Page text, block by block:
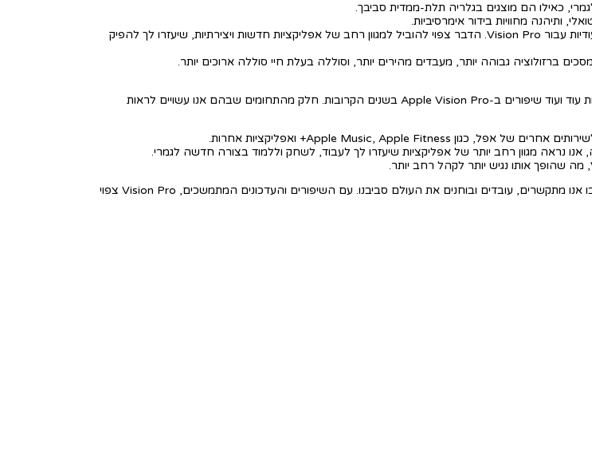
כאילו הם מוצגים בגלריה תלת-ממדית סביבך.
ותיהנה מחוויות בידור אימרסיביות.
אפל פתחה את הדלת למפתחים כדי ליצור אפליקציות ייעודיות עבור Vision Pro. הדבר צפוי להוביל למגוון רחב של אפליקציות חדשות ויצירתיות, שיעזרו לך להפיק
אפל ידועה בכך שהיא ממשיכה לשכלל את המוצרים שלה, ואנו יכולים לצפות לראות עוד ועוד שיפורים ב-Apple Vision Pro בשנים הקרובות. חלק מהתחומים שבהם אנו עשויים לראות
נראה מגוון רחב יותר של אפליקציות שיעזרו לך לעבוד, לשחק וללמוד בצורה חדשה לגמרי.
Apple Vision Pro הוא מכשיר חדשני ומבטיח, שצפוי לשנות את האופן שבו אנו מתקשרים, עובדים ובוחנים את העולם סביבנו. עם השיפורים והעדכונים המתמשכים, Vision Pro צפוי